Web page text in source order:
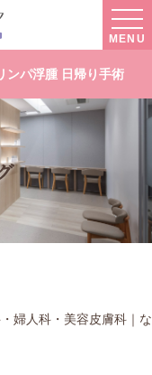
MENU
ンパ浮腫 日帰り手術
婦人科・美容皮膚科｜な